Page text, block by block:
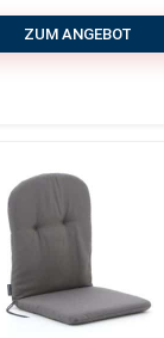
ZUM ANGEBOT